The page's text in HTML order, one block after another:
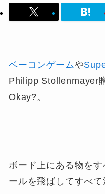
ベーコンゲームや
Philipp Stollenmayer
Okay?。
ボード上にある物を
ールを飛ばしてすべて